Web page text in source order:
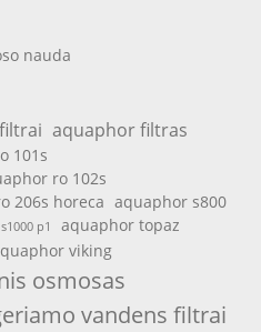
nauda
aquaphor filtras
101s
ro 102s
206s horeca aquaphor s800
p1 aquaphor topaz
viking
osmosas
vandens filtrai